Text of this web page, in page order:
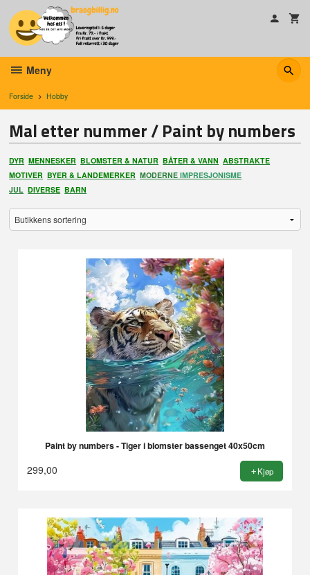
innholdet
Meny
Forside Hobby
Mal etter nummer / Paint by numbers
DYR MENNESKER BLOMSTER & NATUR BÅTER & VANN ABSTRAKTE
MOTIVER BYER & LANDEMERKER MODERNEIMPRESJONISME
JUL DIVERSE BARN
Paint by numbers - Tiger i blomster bassenget 40x50cm
299,00 Kjøp